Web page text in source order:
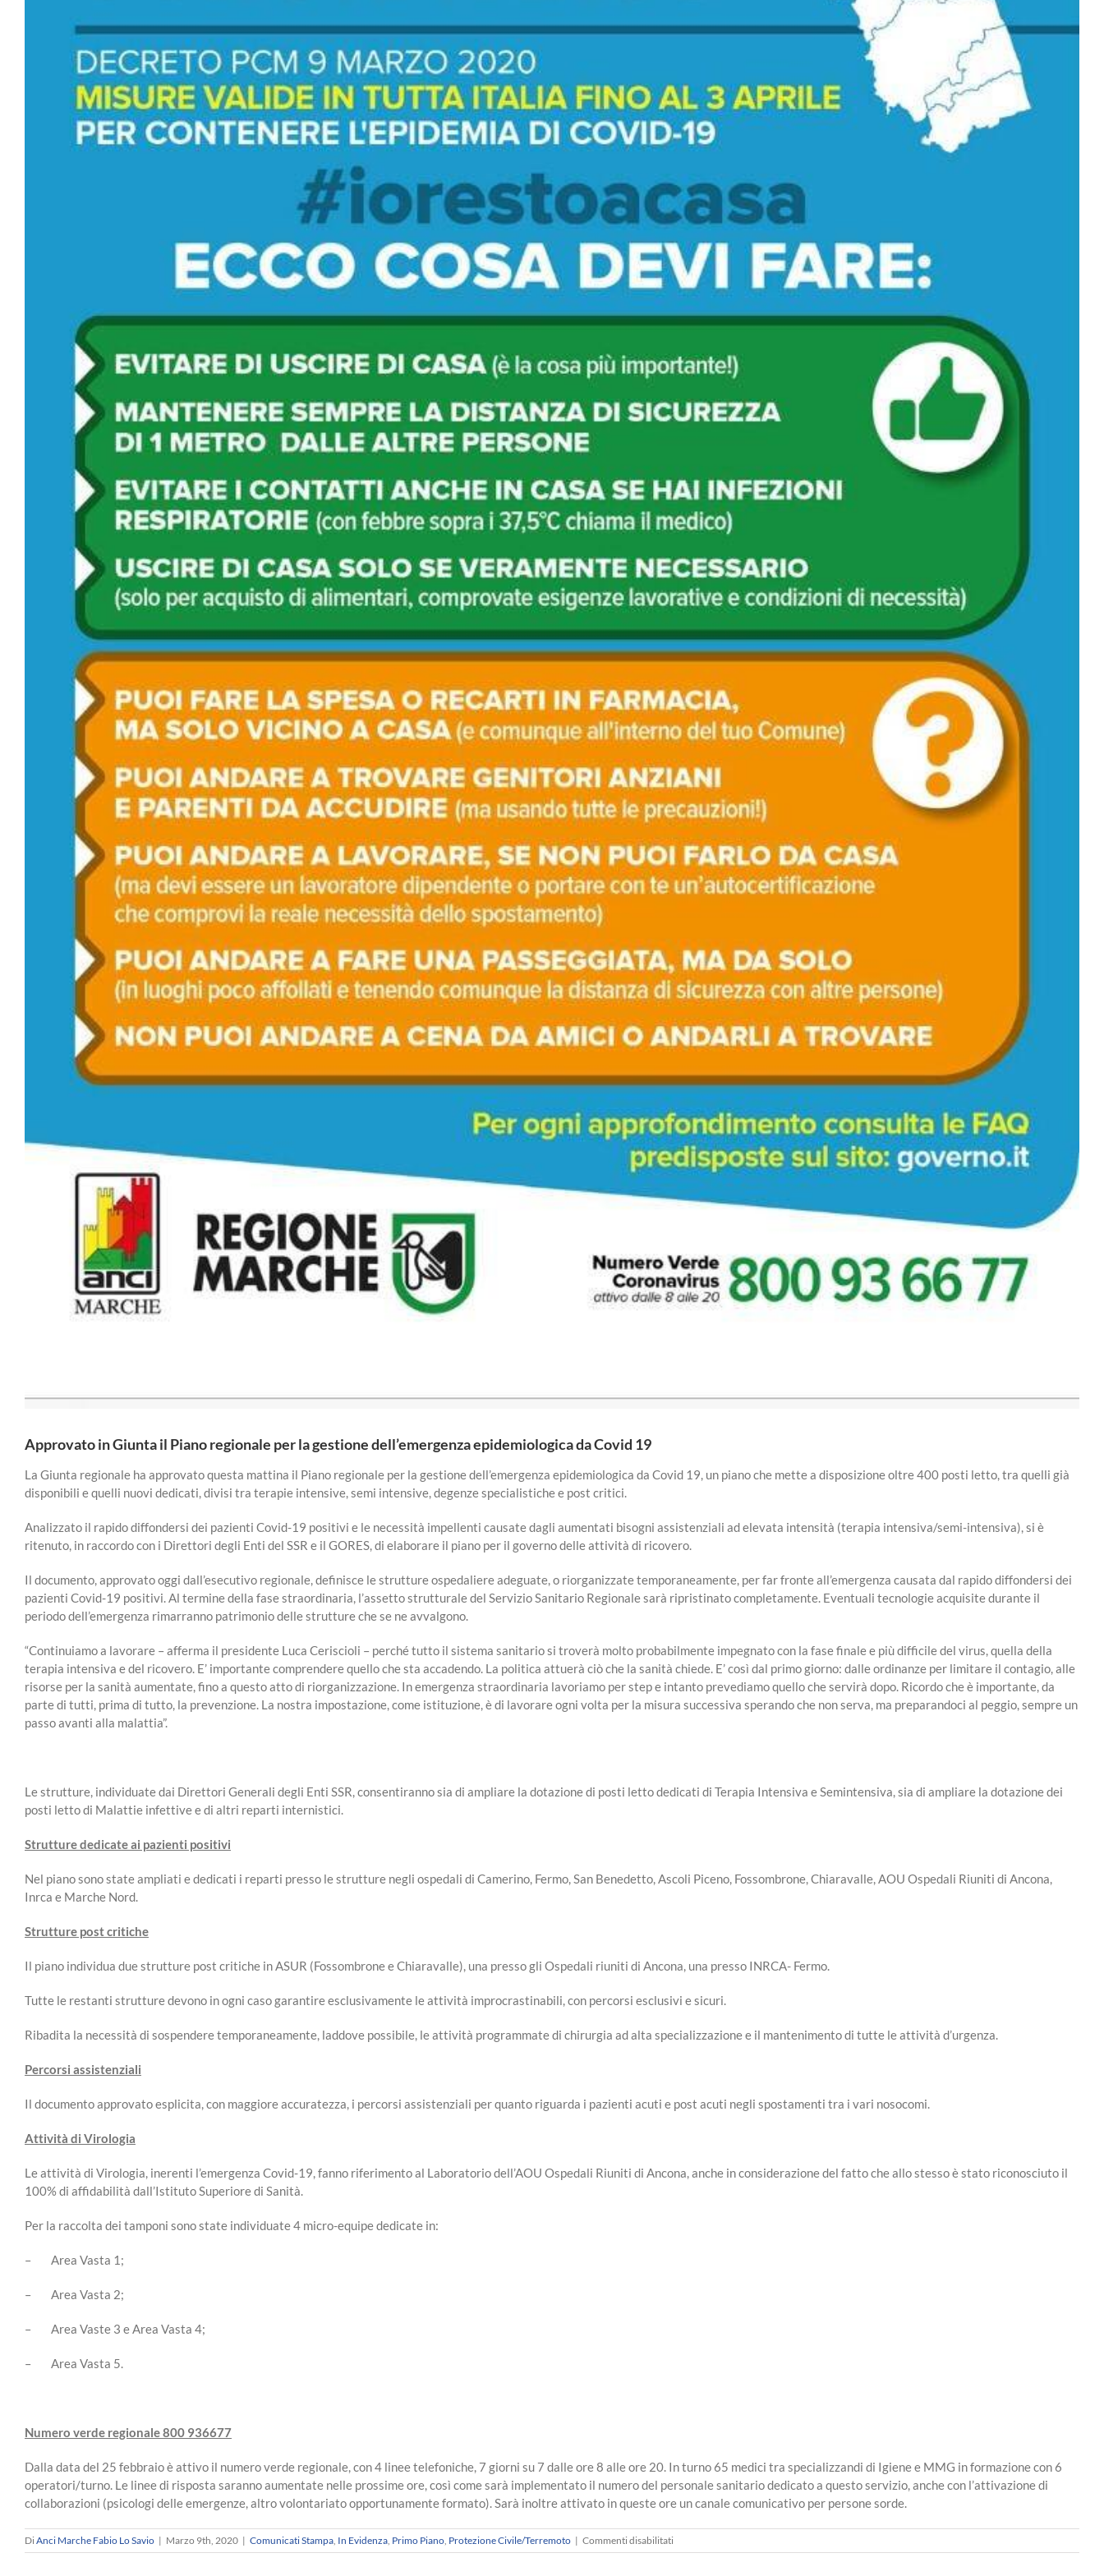
Approvato in Giunta il Piano regionale per la gestione dell’emergenza epidemiologica da Covid 19
La Giunta regionale ha approvato questa mattina il Piano regionale per la gestione dell’emergenza epidemiologica da Covid 19, un piano che mette a disposizione oltre 400 posti letto, tra quelli già
disponibili e quelli nuovi dedicati, divisi tra terapie intensive, semi intensive, degenze specialistiche e post critici.
Analizzato il rapido diffondersi dei pazienti Covid-19 positivi e le necessità impellenti causate dagli aumentati bisogni assistenziali ad elevata intensità (terapia intensiva/semi-intensiva), si è
ritenuto, in raccordo con i Direttori degli Enti del SSR e il GORES, di elaborare il piano per il governo delle attività di ricovero.
Il documento, approvato oggi dall’esecutivo regionale, definisce le strutture ospedaliere adeguate, o riorganizzate temporaneamente, per far fronte all’emergenza causata dal rapido diffondersi dei
pazienti Covid-19 positivi. Al termine della fase straordinaria, l’assetto strutturale del Servizio Sanitario Regionale sarà ripristinato completamente. Eventuali tecnologie acquisite durante il
periodo dell’emergenza rimarranno patrimonio delle strutture che se ne avvalgono.
“Continuiamo a lavorare – afferma il presidente Luca Ceriscioli – perché tutto il sistema sanitario si troverà molto probabilmente impegnato con la fase finale e più difficile del virus, quella della
terapia intensiva e del ricovero. E’ importante comprendere quello che sta accadendo. La politica attuerà ciò che la sanità chiede. E’ così dal primo giorno: dalle ordinanze per limitare il contagio, alle
risorse per la sanità aumentate, fino a questo atto di riorganizzazione. In emergenza straordinaria lavoriamo per step e intanto prevediamo quello che servirà dopo. Ricordo che è importante, da
parte di tutti, prima di tutto, la prevenzione. La nostra impostazione, come istituzione, è di lavorare ogni volta per la misura successiva sperando che non serva, ma preparandoci al peggio, sempre un
passo avanti alla malattia”.
Le strutture, individuate dai Direttori Generali degli Enti SSR, consentiranno sia di ampliare la dotazione di posti letto dedicati di Terapia Intensiva e Semintensiva, sia di ampliare la dotazione dei
posti letto di Malattie infettive e di altri reparti internistici.
Strutture dedicate ai pazienti positivi
Nel piano sono state ampliati e dedicati i reparti presso le strutture negli ospedali di Camerino, Fermo, San Benedetto, Ascoli Piceno, Fossombrone, Chiaravalle, AOU Ospedali Riuniti di Ancona,
Inrca e Marche Nord.
Strutture post critiche
Il piano individua due strutture post critiche in ASUR (Fossombrone e Chiaravalle), una presso gli Ospedali riuniti di Ancona, una presso INRCA- Fermo.
Tutte le restanti strutture devono in ogni caso garantire esclusivamente le attività improcrastinabili, con percorsi esclusivi e sicuri.
Ribadita la necessità di sospendere temporaneamente, laddove possibile, le attività programmate di chirurgia ad alta specializzazione e il mantenimento di tutte le attività d’urgenza.
Percorsi assistenziali
Il documento approvato esplicita, con maggiore accuratezza, i percorsi assistenziali per quanto riguarda i pazienti acuti e post acuti negli spostamenti tra i vari nosocomi.
Attività di Virologia
Le attività di Virologia, inerenti l’emergenza Covid-19, fanno riferimento al Laboratorio dell’AOU Ospedali Riuniti di Ancona, anche in considerazione del fatto che allo stesso è stato riconosciuto il
100% di affidabilità dall’Istituto Superiore di Sanità.
Per la raccolta dei tamponi sono state individuate 4 micro-equipe dedicate in:
– Area Vasta 1;
– Area Vasta 2;
– Area Vaste 3 e Area Vasta 4;
– Area Vasta 5.
Numero verde regionale 800 936677
Dalla data del 25 febbraio è attivo il numero verde regionale, con 4 linee telefoniche, 7 giorni su 7 dalle ore 8 alle ore 20. In turno 65 medici tra specializzandi di Igiene e MMG in formazione con 6
operatori/turno. Le linee di risposta saranno aumentate nelle prossime ore, così come sarà implementato il numero del personale sanitario dedicato a questo servizio, anche con l’attivazione di
collaborazioni (psicologi delle emergenze, altro volontariato opportunamente formato). Sarà inoltre attivato in queste ore un canale comunicativo per persone sorde.
DiAnci Marche Fabio Lo Savio | Marzo 9th, 2020 | Comunicati Stampa In Evidenza Primo Piano Protezione Civile/Terremoto | Commenti disabilitatisu
Approvato